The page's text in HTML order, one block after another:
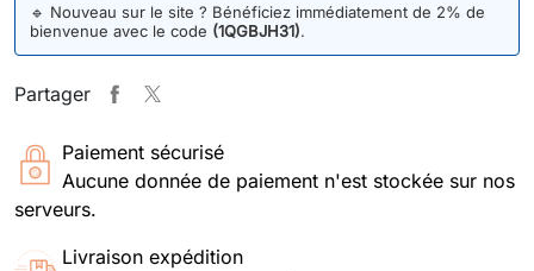
🔹 Nouveau sur le site ? Bénéficiez immédiatement de 2% de
bienvenue avec le code (1QGBJH31).
Partager
Paiement sécurisé
Aucune donnée de paiement n'est stockée sur nos
serveurs.
Livraison expédition